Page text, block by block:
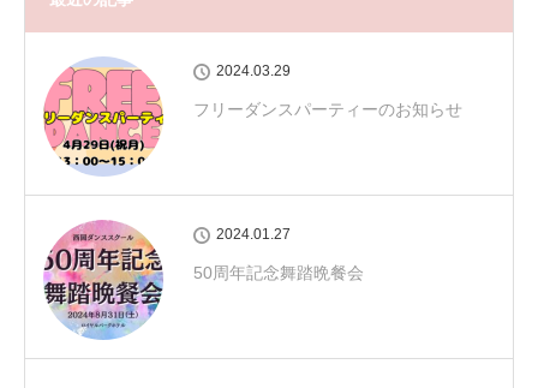
2024.03.29
フリーダンスパーティーのお知らせ
2024.01.27
50周年記念舞踏晩餐会